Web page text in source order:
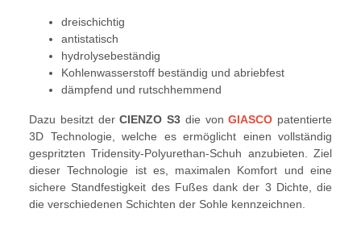
dreischichtig
antistatisch
hydrolysebeständig
Kohlenwasserstoff beständig und abriebfest
dämpfend und rutschhemmend
Dazu besitzt derCIENZO S3 die vonGIASCO patentierte
3D Technologie, welche es ermöglicht einen vollständig
gespritzten Tridensity-Polyurethan-Schuh anzubieten. Ziel
dieser Technologie ist es, maximalen Komfort und eine
sichere Standfestigkeit des Fußes dank der 3 Dichte, die
die verschiedenen Schichten der Sohle kennzeichnen.